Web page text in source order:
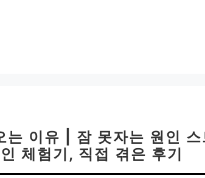
는 이유 | 잠 못자는 원인
체험기, 직접 겪은 후기